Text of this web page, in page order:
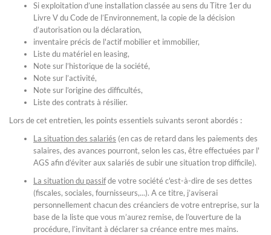
Si exploitation d’une installation classée au sens du Titre 1er du
Livre V du Code de l’Environnement, la copie de la décision
d’autorisation ou la déclaration,
inventaire précis de l'actif mobilier et immobilier,
Liste du matériel en leasing,
Note sur l’historique de la société,
Note sur l’activité,
Note sur l’origine des difficultés,
Liste des contrats à résilier.
Lors de cet entretien, les points essentiels suivants seront abordés :
La situation des salariés (en cas de retard dans les paiements des
salaires, des avances pourront, selon les cas, être effectuées par l'
AGS afin d’éviter aux salariés de subir une situation trop difficile).
La situation du passifde votre société c'est-à-dire de ses dettes
(fiscales, sociales, fournisseurs,...). A ce titre, j’aviserai
personnellement chacun des créanciers de votre entreprise, sur la
base de la liste que vous m’aurez remise, de l’ouverture de la
procédure, l’invitant à déclarer sa créance entre mes mains.